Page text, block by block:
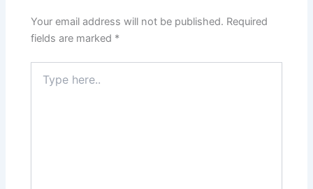
Your email address will not be published. Required
fields are marked *
here..